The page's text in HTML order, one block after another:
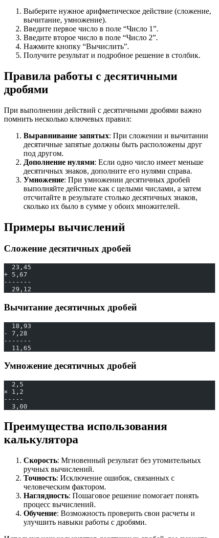
Выберите нужное арифметическое действие (сложение,
вычитание, умножение).
Введите первое число в поле “Число 1”.
Введите второе число в поле “Число 2”.
Нажмите кнопку “Вычислить”.
Получите результат и подробное решение в столбик.
Правила работы с десятичными
дробями
При выполнении действий с десятичными дробями важно
помнить несколько ключевых правил:
Выравнивание запятых: При сложении и вычитании
десятичные запятые должны быть расположены друг
под другом.
Дополнение нулями: Если одно число имеет меньше
десятичных знаков, дополните его нулями справа.
Умножение: При умножении десятичных дробей
выполняйте действие как с целыми числами, а затем
отсчитайте в результате столько десятичных знаков,
сколько их было в сумме у обоих множителей.
Примеры вычислений
Сложение десятичных дробей
  23,45
+ 5,67
-------
  29,12
Вычитание десятичных дробей
  18,93
- 7,28
-------
  11,65
Умножение десятичных дробей
  2,5
× 1,2
-----
  3,00
Преимущества использования
калькулятора
Скорость: Мгновенный результат без утомительных
ручных вычислений.
Точность: Исключение ошибок, связанных с
человеческим фактором.
Наглядность: Пошаговое решение помогает понять
процесс вычислений.
Обучение: Возможность проверить свои расчеты и
улучшить навыки работы с дробями.